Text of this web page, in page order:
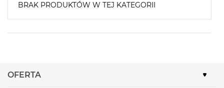
BRAK PRODUKTÓW W TEJ KATEGORII
OFERTA